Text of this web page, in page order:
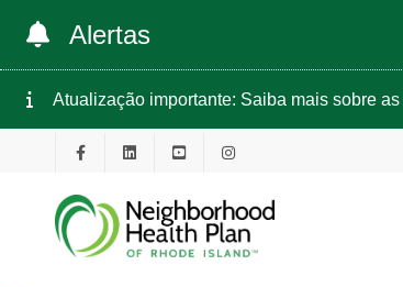
Alertas
Atualização importante: Saiba mais sobre as